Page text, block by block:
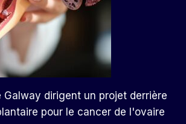
Galway dirigent un projet derrière
pour le cancer de l'ovaire